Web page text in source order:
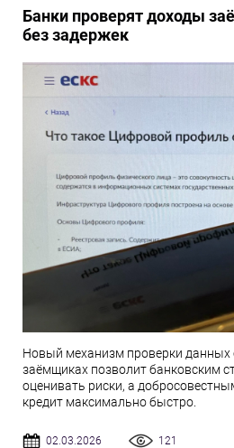
Банки проверят доходы
без задержек
Новый механизм проверки данных
заёмщиках позволит банковским
оценивать риски, а
кредит максимально быстро.
02.03.2026 121